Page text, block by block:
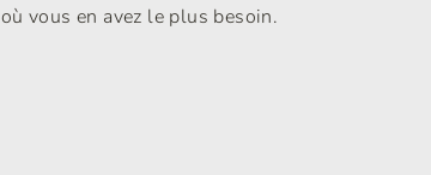
vous en avez le plus besoin.